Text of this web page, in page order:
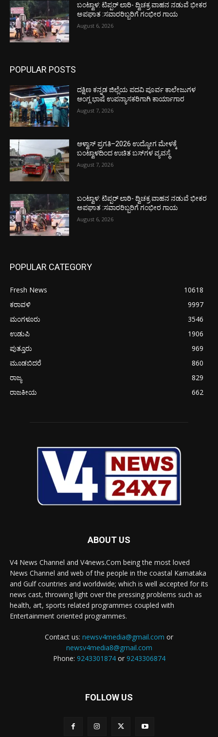
ಬಂಟ್ವಾಳ: ಟಿಪ್ಪರ್ ಲಾರಿ- ದ್ವಿಚಕ್ರ ವಾಹನ ನಡುವೆ ಭೀಕರ
ಅಪಘಾತ :ಸವಾರರಿಬ್ಬರಿಗೆ ಗಂಭೀರ ಗಾಯ
August 6, 2026
POPULAR POSTS
ದಕ್ಷಿಣ ಕನ್ನಡ ಜಿಲ್ಲೆಯ ಪದವಿ ಪೂರ್ವ ಕಾಲೇಜುಗಳ
ಆಂಗ್ಲ ಭಾಷೆ ಉಪನ್ಯಾಸಕರಿಗಾಗಿ ಕಾರ್ಯಾಗಾರ
August 7, 2026
ಆಳ್ವಾಸ್ ಪ್ರಗತಿ–2026 ಉದ್ಯೋಗ ಮೇಳಕ್ಕೆ
ಬಂಟ್ವಾಳದಿಂದ ಉಚಿತ ಬಸ್‌ಗಳ ವ್ಯವಸ್ಥೆ
August 7, 2026
ಬಂಟ್ವಾಳ: ಟಿಪ್ಪರ್ ಲಾರಿ- ದ್ವಿಚಕ್ರ ವಾಹನ ನಡುವೆ ಭೀಕರ
ಅಪಘಾತ :ಸವಾರರಿಬ್ಬರಿಗೆ ಗಂಭೀರ ಗಾಯ
August 6, 2026
POPULAR CATEGORY
Fresh News
10618
ಕರಾವಳಿ
9997
ಮಂಗಳೂರು
3546
ಉಡುಪಿ
1906
ಪುತ್ತೂರು
969
ಮೂಡಬಿದರೆ
860
ರಾಜ್ಯ
829
ರಾಜಕೀಯ
662
ABOUT US
V4 News Channel and V4news.Com being the most loved
News Channel and web of the people in the coastal Karnataka
and Gulf countries and worldwide; which is well accepted for its
news cast, throwing light over the pressing problems such as
health, art, sports related programmes coupled with
Entertainment oriented programmes.
Contact us: newsv4media@gmail.com or
newsv4media8@gmail.com
Phone: 9243301874or 9243306874
FOLLOW US